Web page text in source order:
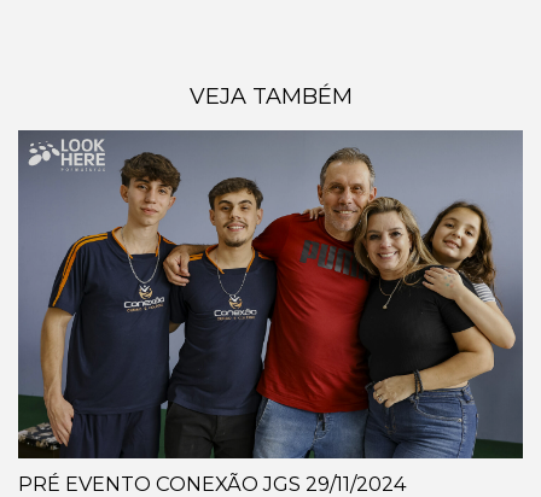
VEJA TAMBÉM
PRÉ EVENTO CONEXÃO JGS 29/11/2024